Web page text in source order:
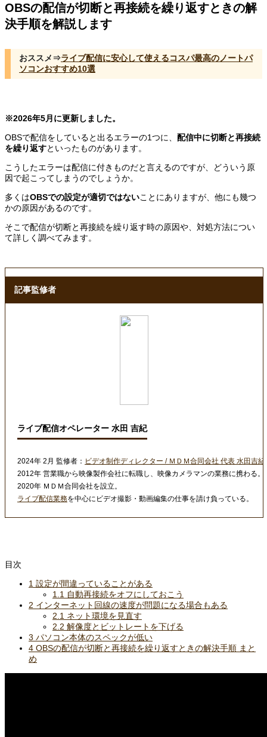
OBSの配信が切断と再接続を繰り返すときの解
決手順を解説します
おススメ⇒ライブ配信に安心して使えるコスパ最高のノートパ
ソコンおすすめ10選
※2026年5月に更新しました。
OBSで配信をしていると出るエラーの1つに、 配信中に切断と再接続
を繰り返すといったものがあります。
こうしたエラーは配信に付きものだと言えるのですが、どういう原
因で起こってしまうのでしょうか。
多くはOBSでの設定が適切ではないことにありますが、他にも幾つ
かの原因があるのです。
そこで配信が切断と再接続を繰り返す時の原因や、対処方法につい
て詳しく調べてみます。
記事監修者
ライブ配信オペレーター 水田 吉紀
2024年 2月 監修者： ビデオ制作ディレクター / ＭＤＭ合同会社 代表 水田吉紀
2012年 営業職から映像製作会社に転職し、映像カメラマンの業務に携わる。
2020年 ＭＤＭ合同会社を設立。
ライブ配信業務を中心にビデオ撮影・動画編集の仕事を請け負っている。
目次
1 設定が間違っていることがある
1.1 自動再接続をオフにしておこう
2 インターネット回線の速度が問題になる場合もある
2.1 ネット環境を見直す
2.2 解像度とビットレートを下げる
3 パソコン本体のスペックが低い
4 OBSの配信が切断と再接続を繰り返すときの解決手順 まと
め